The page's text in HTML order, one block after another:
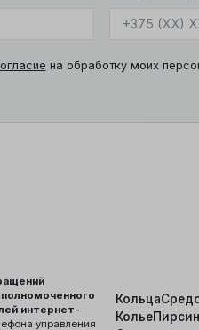
на обработку моих
интернет-
управления
Кольца
Колье